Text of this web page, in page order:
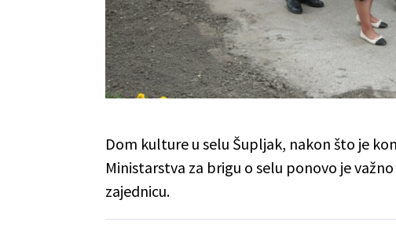
Dom kulture u selu Šupljak, nakon što je
Ministarstva za brigu o selu ponovo je
zajednicu.